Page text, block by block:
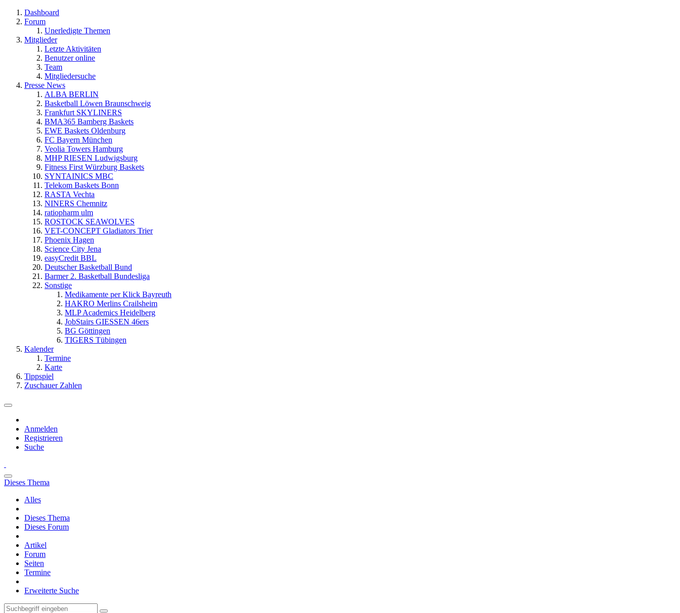
Dashboard
Forum
Unerledigte Themen
Mitglieder
Letzte Aktivitäten
Benutzer online
Team
Mitgliedersuche
Presse News
ALBA BERLIN
Basketball Löwen Braunschweig
Frankfurt SKYLINERS
BMA365 Bamberg Baskets
EWE Baskets Oldenburg
FC Bayern München
Veolia Towers Hamburg
MHP RIESEN Ludwigsburg
Fitness First Würzburg Baskets
SYNTAINICS MBC
Telekom Baskets Bonn
RASTA Vechta
NINERS Chemnitz
ratiopharm ulm
ROSTOCK SEAWOLVES
VET-CONCEPT Gladiators Trier
Phoenix Hagen
Science City Jena
easyCredit BBL
Deutscher Basketball Bund
Barmer 2. Basketball Bundesliga
Sonstige
Medikamente per Klick Bayreuth
HAKRO Merlins Crailsheim
MLP Academics Heidelberg
JobStairs GIESSEN 46ers
BG Göttingen
TIGERS Tübingen
Kalender
Termine
Karte
Tippspiel
Zuschauer Zahlen
Anmelden
Registrieren
Suche
Dieses Thema
Alles
Dieses Thema
Dieses Forum
Artikel
Forum
Seiten
Termine
Erweiterte Suche